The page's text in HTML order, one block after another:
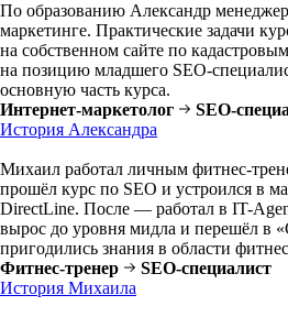
По образованию Александр
маркетинге. Практические задачи
на собственном сайте по
на позицию младшего SEO-
основную часть курса.
Интернет-маркетолог
SEO-
История Александра
Михаил работал личным фитнес-
прошёл курс по SEO и устроился в
DirectLine. После — работал в IT-
вырос до уровня мидла и перешёл в
пригодились знания в области
Фитнес-тренер
SEO-специалист
История Михаила